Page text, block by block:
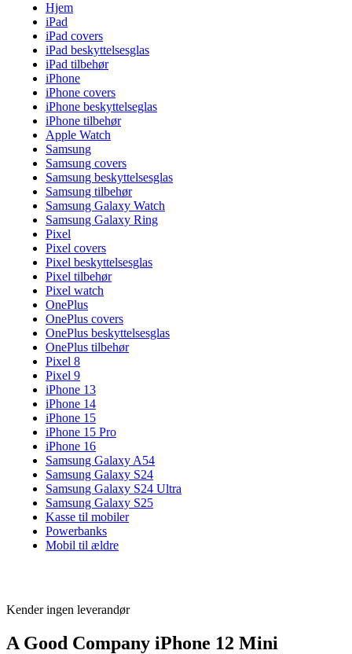
Hjem
iPad
iPad covers
iPad beskyttelsesglas
iPad tilbehør
iPhone
iPhone covers
iPhone beskyttelseglas
iPhone tilbehør
Apple Watch
Samsung
Samsung covers
Samsung beskyttelsesglas
Samsung tilbehør
Samsung Galaxy Watch
Samsung Galaxy Ring
Pixel
Pixel covers
Pixel beskyttelsesglas
Pixel tilbehør
Pixel watch
OnePlus
OnePlus covers
OnePlus beskyttelsesglas
OnePlus tilbehør
Pixel 8
Pixel 9
iPhone 13
iPhone 14
iPhone 15
iPhone 15 Pro
iPhone 16
Samsung Galaxy A54
Samsung Galaxy S24
Samsung Galaxy S24 Ultra
Samsung Galaxy S25
Kasse til mobiler
Powerbanks
Mobil til ældre
Kender ingen leverandør
A Good Company iPhone 12 Mini